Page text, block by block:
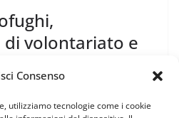
Consenso
utilizziamo tecnologie come i cookie
di volontariato e
sgominata una banda che